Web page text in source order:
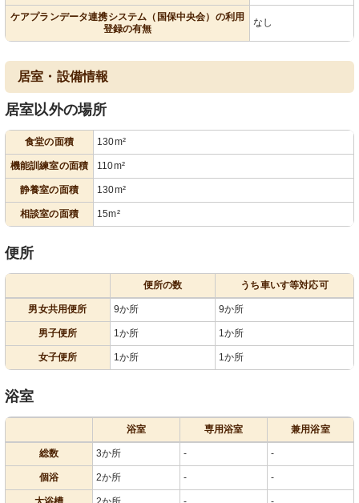
ケアプランデータ連携システム（国保中央会）の利用
登録の有無
なし
居室・設備情報
居室以外の場所
食堂の面積 130m²
機能訓練室の面積 110m²
静養室の面積 130m²
相談室の面積 15m²
便所
便所の数 うち車いす等対応可
男女共用便所 9か所 9か所
男子便所 1か所 1か所
女子便所 1か所 1か所
浴室
浴室 専用浴室 兼用浴室
総数 3か所 - -
個浴 2か所 - -